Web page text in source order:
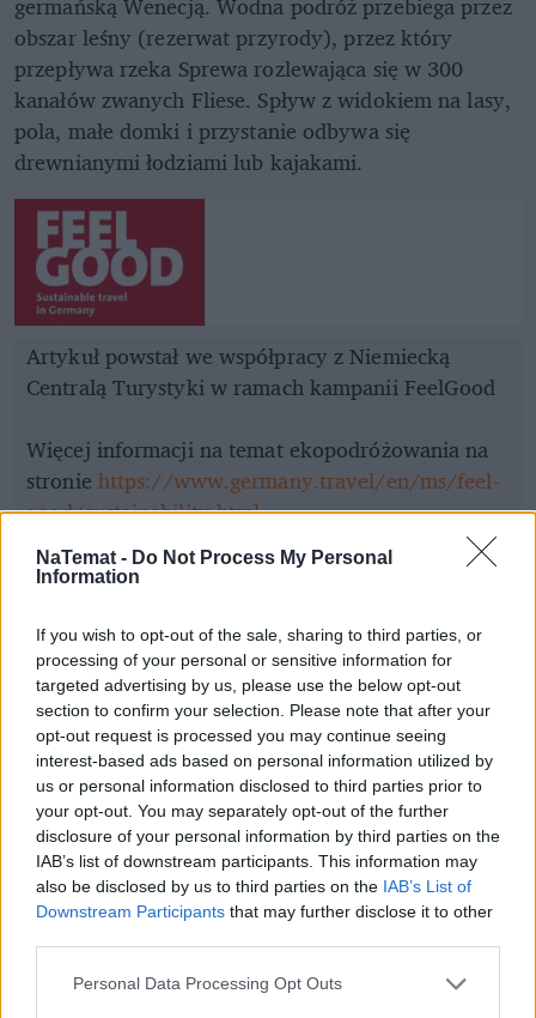
NaTemat - Do Not Process My Personal
Information
If you wish to opt-out of the sale, sharing to third parties, or
processing of your personal or sensitive information for
targeted advertising by us, please use the below opt-out
section to confirm your selection. Please note that after your
opt-out request is processed you may continue seeing
interest-based ads based on personal information utilized by
us or personal information disclosed to third parties prior to
your opt-out. You may separately opt-out of the further
disclosure of your personal information by third parties on the
IAB’s list of downstream participants. This information may
also be disclosed by us to third parties on the IAB’s List of
Downstream Participants that may further disclose it to other
Personal Data Processing Opt Outs
obszar leśny (rezerwat przyrody), przez który
przepływa rzeka Sprewa rozlewająca się w 300
kanałów zwanych Fliese. Spływ z widokiem na lasy,
pola, małe domki i przystanie odbywa się
drewnianymi łodziami lub kajakami.
Artykuł powstał we współpracy z Niemiecką
Centralą Turystyki w ramach kampanii FeelGood
Więcej informacji na temat ekopodróżowania na
stronie https://www.germany.travel/en/ms/feel-
good/sustainability.html
Więcej:
Turystyka Niemcy
Samochody elektryczne
Dawid Wojtowicz
Obserwuj
dziennikarz